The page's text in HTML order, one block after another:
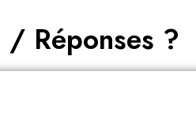
/ Réponses ?